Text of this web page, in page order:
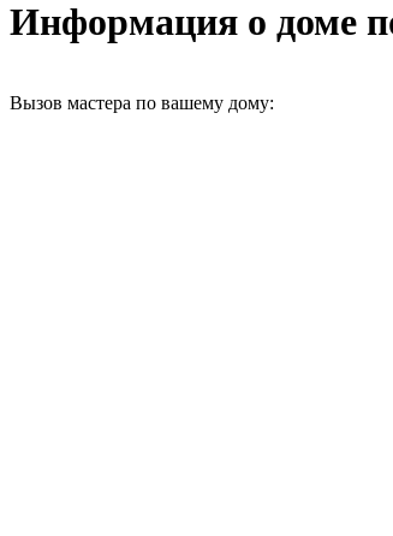
Информация о доме
Вызов мастера по вашему дому: